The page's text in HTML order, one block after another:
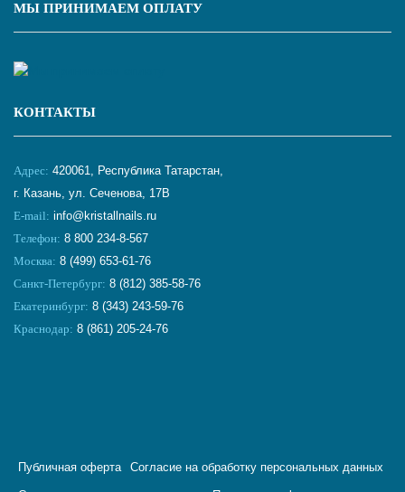
МЫ ПРИНИМАЕМ ОПЛАТУ
КОНТАКТЫ
Адрес: 420061, Республика Татарстан,
г. Казань, ул. Сеченова, 17В
E-mail: info@kristallnails.ru
Телефон: 8 800 234-8-567
Москва: 8 (499) 653-61-76
Санкт-Петербург: 8 (812) 385-58-76
Екатеринбург: 8 (343) 243-59-76
Краснодар: 8 (861) 205-24-76
Публичная оферта Согласие на обработку персональных данных